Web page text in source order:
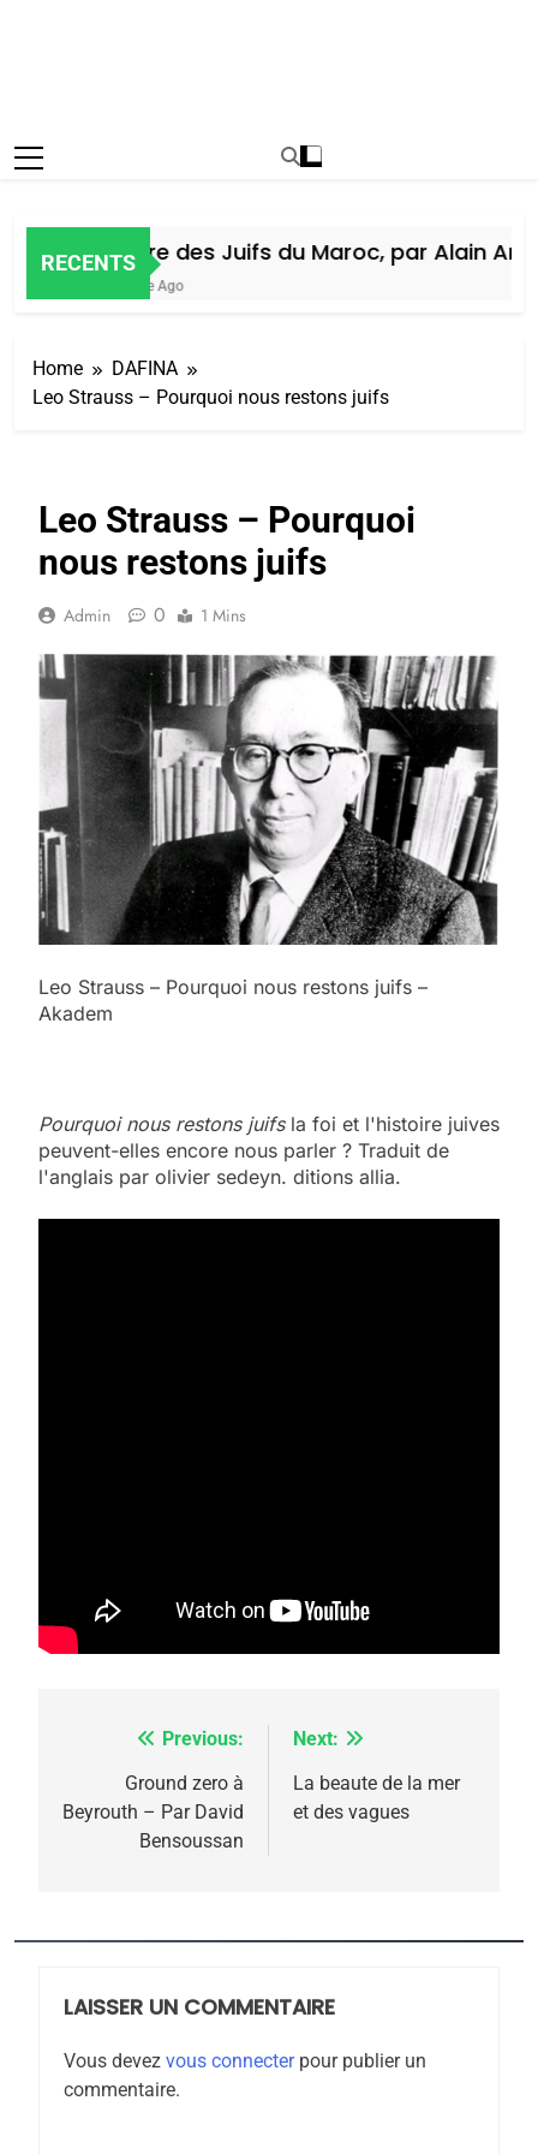
RECENTS
Histoire des Juifs du Maroc, par Alain Amiel
1 Semaine Ago
Home
DAFINA
Leo Strauss – Pourquoi nous restons juifs
Leo Strauss – Pourquoi
nous restons juifs
Admin 0 1 Mins
Leo Strauss – Pourquoi nous restons juifs –
Akadem
Pourquoi nous restons juifsla foi et l'histoire juives
peuvent-elles encore nous parler ? Traduit de
l'anglais par olivier sedeyn. ditions allia.
Navigation
l’article
Previous:
Ground zero à
Beyrouth – Par David
Bensoussan
Next:
La beaute de la mer
et des vagues
LAISSER UN COMMENTAIRE
Vous devez vous connecterpour publier un
commentaire.
rapport d’ADL contre
l’antisémitisme
ISRAÉL
POURQUOI JE REVENDIQUE
MA JUDAÏTE par Thérèse
Zrihen-Dvir
ISRAÉL JUDAISME
JUDAISME
8
Tafraout, le miel de Tadla